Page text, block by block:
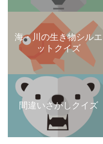
海・川の生き物シルエ
ットクイズ
間違いさがしクイズ